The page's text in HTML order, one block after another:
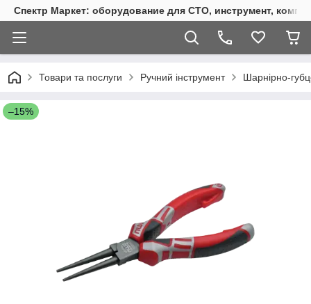
Спектр Маркет: оборудование для СТО, инструмент,
Товари та послуги Ручний інструмент Шарнірно-
–15%